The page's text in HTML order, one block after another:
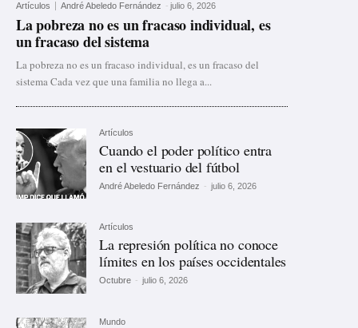
Artículos André Abeledo Fernández - julio 6, 2026
La pobreza no es un fracaso individual, es
un fracaso del sistema
La pobreza no es un fracaso individual, es un fracaso del
sistema Cada vez que una familia no llega a...
Artículos
Cuando el poder político entra
en el vestuario del fútbol
André Abeledo Fernández - julio 6, 2026
Artículos
La represión política no conoce
límites en los países occidentales
Octubre - julio 6, 2026
Mundo